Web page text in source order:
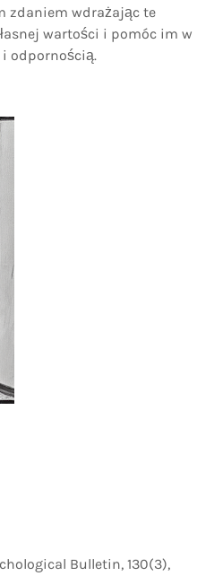
zdaniem wdrażając te
wartości i pomóc im w
odpornością.
Bulletin, 130(3),